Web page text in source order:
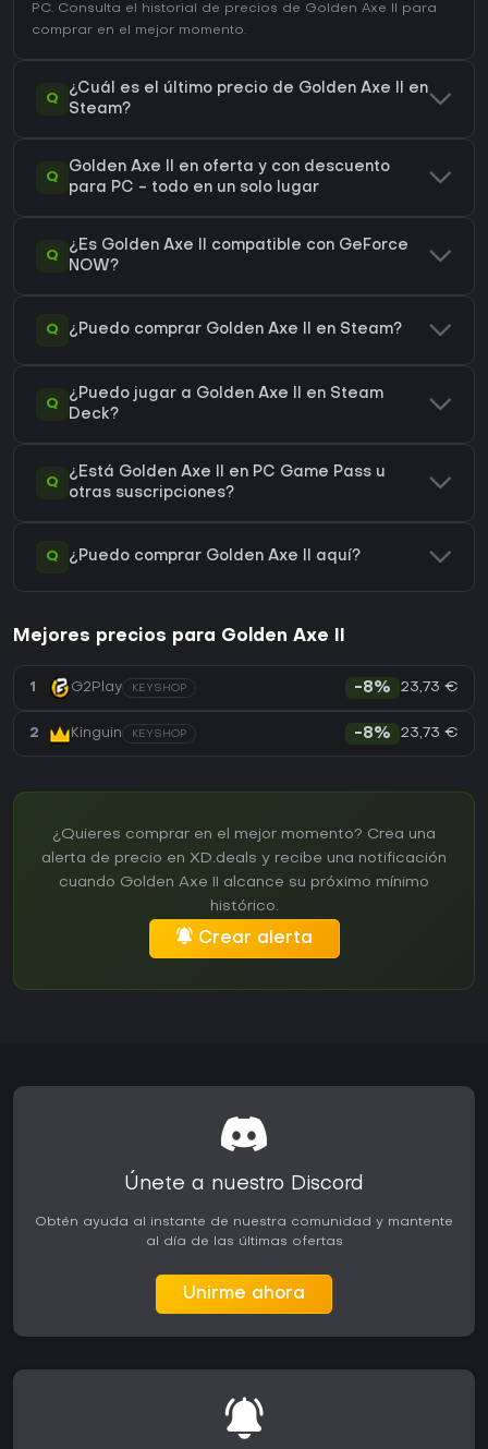
PC. Consulta el historial de precios de Golden Axe II
para
comprar en el mejor momento.
Q
¿Cuál es el último precio de Golden Axe II en
Steam?
Q
Golden Axe II en oferta y con descuento
para PC - todo en un solo lugar
Q
¿Es Golden Axe II compatible con GeForce
NOW?
Q ¿Puedo comprar Golden Axe II en Steam?
Q
¿Puedo jugar a Golden Axe II en Steam
Deck?
Q
¿Está Golden Axe II en PC Game Pass u
otras suscripciones?
Q ¿Puedo comprar Golden Axe II aquí?
Mejores precios para Golden Axe II
1 G2Play KEYSHOP -8% 23,73 €
2 Kinguin KEYSHOP -8% 23,73 €
¿Quieres comprar en el mejor momento? Crea una
alerta de precio en XD.deals y recibe una notificación
cuando Golden Axe II alcance su próximo mínimo
histórico.
Crear alerta
Únete a nuestro Discord
Obtén ayuda al instante de nuestra comunidad y mantente
al día de las últimas ofertas
Unirme ahora